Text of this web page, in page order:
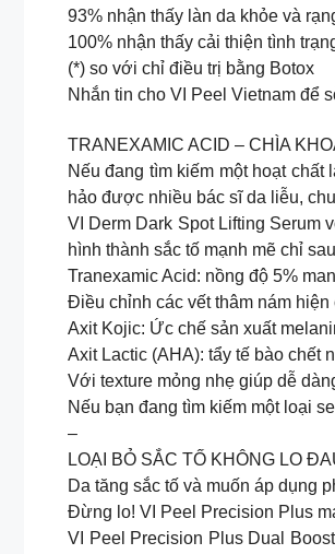
93% nhận thấy làn da khỏe và
100% nhận thấy cải thiện tình
(*) so với chỉ điều trị bằng Botox
Nhắn tin cho VI Peel Vietnam để
TRANEXAMIC ACID – CHÌA
Nếu đang tìm kiếm một hoạt
hảo được nhiều bác sĩ da liễu,
VI Derm Dark Spot Lifting Serum
hình thành sắc tố mạnh mẽ chỉ
Tranexamic Acid: nồng độ 5%
Điều chỉnh các vết thâm nám
Axit Kojic: Ức chế sản xuất
Axit Lactic (AHA): tẩy tế bào chết
Với texture mỏng nhẹ giúp dễ
Nếu bạn đang tìm kiếm một loại
–
LOẠI BỎ SẮC TỐ KHÔNG LO
Da tăng sắc tố và muốn áp dụng
Đừng lo! VI Peel Precision Plus
VI Peel Precision Plus Dual